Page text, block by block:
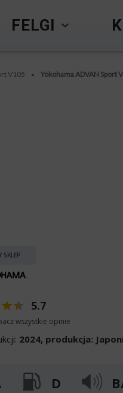
FELGI
V105 • Yokohama ADVAN Sport
SKLEP
5.7
wszystkie opinie
2024, produkcja:
D